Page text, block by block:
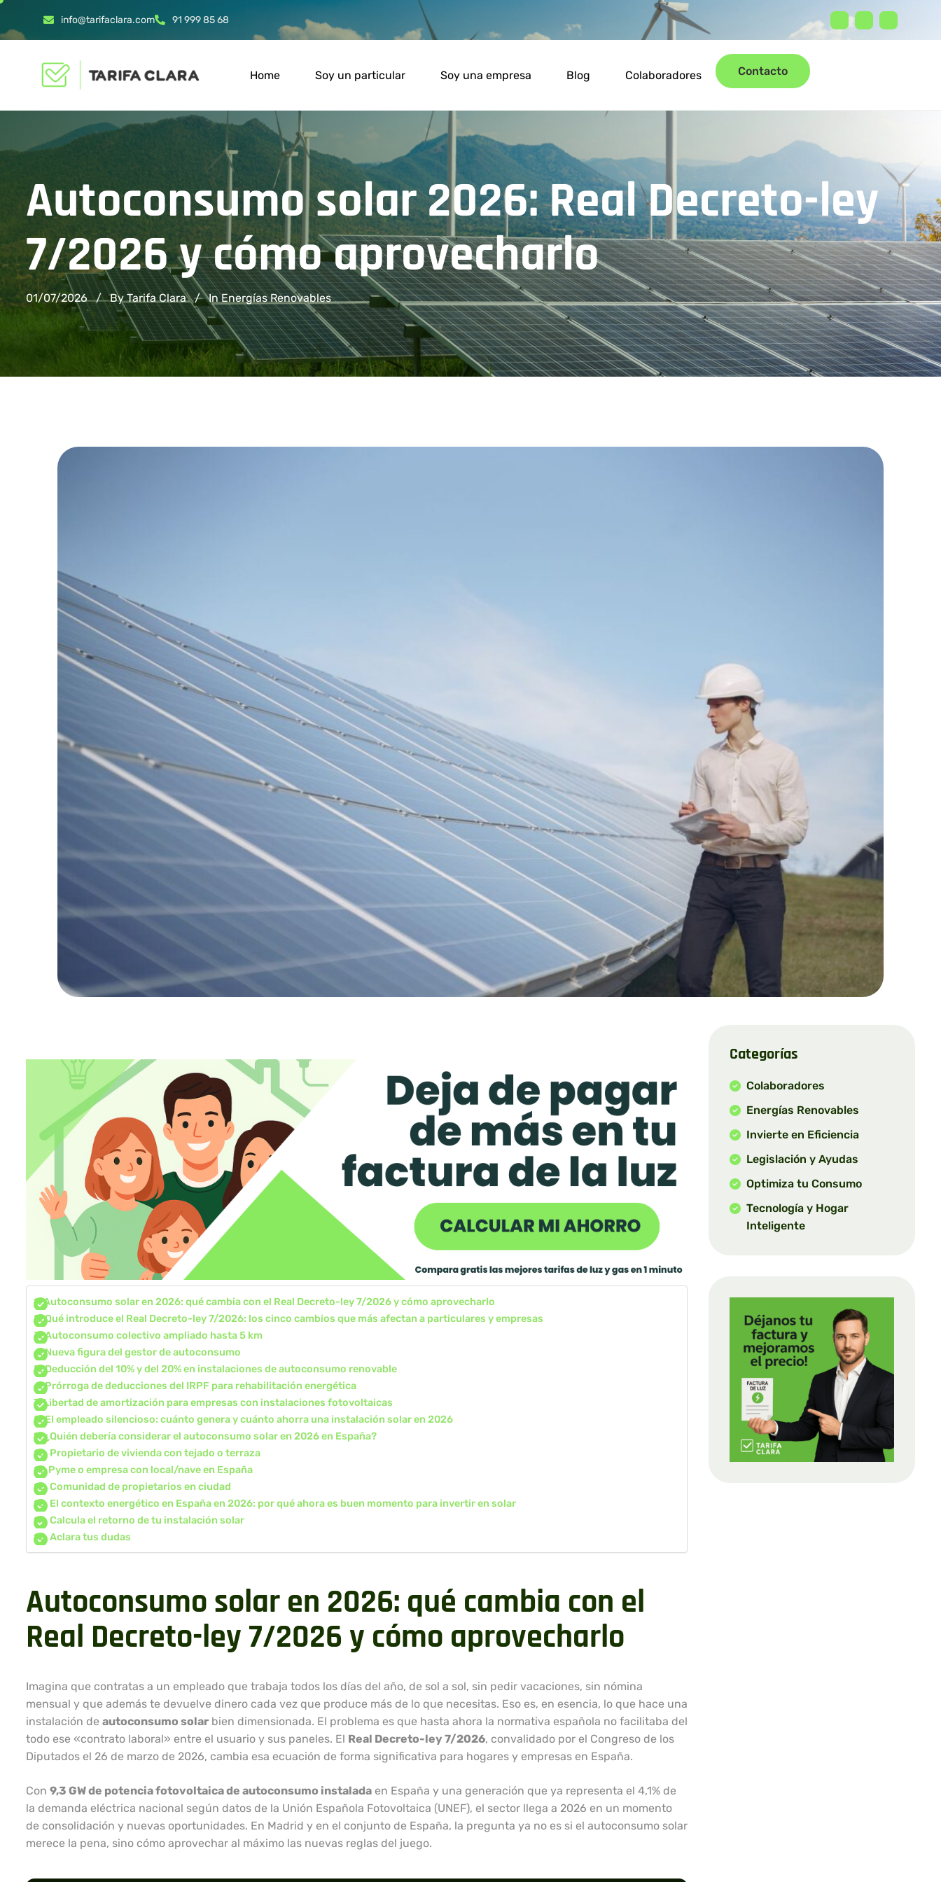
info@tarifaclara.com 91 999 85 68
Home Soy un particular Soy una empresa Blog Colaboradores Contacto
Autoconsumo solar 2026: Real Decreto-ley
7/2026 y cómo aprovecharlo
01/07/2026 By Tarifa Clara InEnergías Renovables
Autoconsumo solar en 2026: qué cambia con el Real Decreto-ley 7/2026 y cómo aprovecharlo
Qué introduce el Real Decreto-ley 7/2026: los cinco cambios que más afectan a particulares y empresas
Autoconsumo colectivo ampliado hasta 5 km
Nueva figura del gestor de autoconsumo
Deducción del 10% y del 20% en instalaciones de autoconsumo renovable
Prórroga de deducciones del IRPF para rehabilitación energética
Libertad de amortización para empresas con instalaciones fotovoltaicas
El empleado silencioso: cuánto genera y cuánto ahorra una instalación solar en 2026
¿Quién debería considerar el autoconsumo solar en 2026 en España?
Propietario de vivienda con tejado o terraza
Pyme o empresa con local/nave en España
Comunidad de propietarios en ciudad
El contexto energético en España en 2026: por qué ahora es buen momento para invertir en solar
Calcula el retorno de tu instalación solar
Aclara tus dudas
Autoconsumo solar en 2026: qué cambia con el
Real Decreto-ley 7/2026 y cómo aprovecharlo
Imagina que contratas a un empleado que trabaja todos los días del año, de sol a sol, sin pedir vacaciones, sin nómina
mensual y que además te devuelve dinero cada vez que produce más de lo que necesitas. Eso es, en esencia, lo que hace una
instalación de autoconsumo solar bien dimensionada. El problema es que hasta ahora la normativa española no facilitaba del
todo ese «contrato laboral» entre el usuario y sus paneles. El Real Decreto-ley 7/2026, convalidado por el Congreso de los
Diputados el 26 de marzo de 2026, cambia esa ecuación de forma significativa para hogares y empresas en España.
Con 9,3 GW de potencia fotovoltaica de autoconsumo instalada en España y una generación que ya representa el 4,1% de
la demanda eléctrica nacional según datos de la Unión Española Fotovoltaica (UNEF), el sector llega a 2026 en un momento
de consolidación y nuevas oportunidades. En Madrid y en el conjunto de España, la pregunta ya no es si el autoconsumo solar
merece la pena, sino cómo aprovechar al máximo las nuevas reglas del juego.
Categorías
Colaboradores
Energías Renovables
Invierte en Eficiencia
Legislación y Ayudas
Optimiza tu Consumo
Tecnología y Hogar
Inteligente